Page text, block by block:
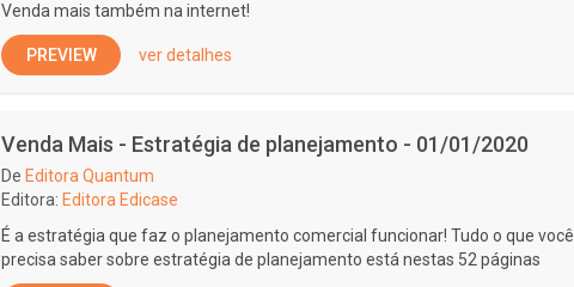
Venda mais também na internet!
PREVIEW ver detalhes
Venda Mais - Estratégia de planejamento - 01/01/2020
De Editora Quantum
Editora: Editora Edicase
É a estratégia que faz o planejamento comercial funcionar! Tudo o que você
precisa saber sobre estratégia de planejamento está nestas 52 páginas